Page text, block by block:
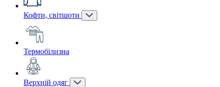
Кофти, світшоти
Термобілизна
Верхній одяг